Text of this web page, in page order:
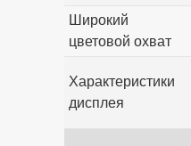
Широкий
цветовой охват
Характеристики
дисплея